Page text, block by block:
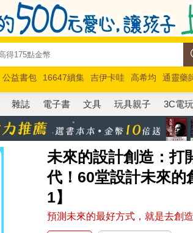
公益書包 16647續集 吉伊卡哇 高希均
通靈藥
馬斯克 玩具總動員5 超慢跑
雜誌 電子書 文具 玩具親子 3C電玩
未來的設計創造：打
代！60堂設計未來的
1】
預測未來的最好方式，就是去創造